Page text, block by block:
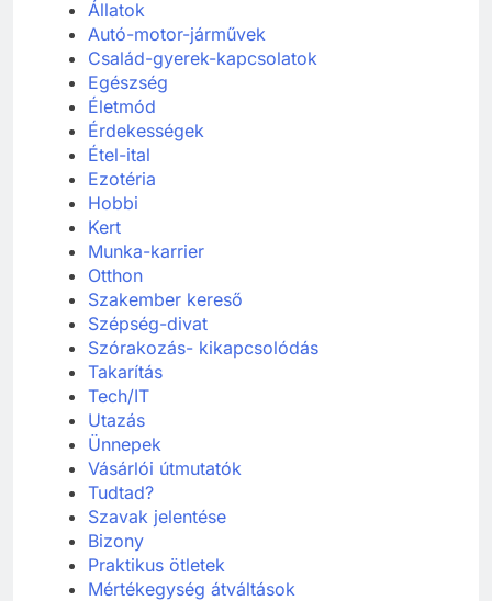
Állatok
Autó-motor-járművek
Család-gyerek-kapcsolatok
Egészség
Életmód
Érdekességek
Étel-ital
Ezotéria
Hobbi
Kert
Munka-karrier
Otthon
Szakember kereső
Szépség-divat
Szórakozás- kikapcsolódás
Takarítás
Tech/IT
Utazás
Ünnepek
Vásárlói útmutatók
Tudtad?
Szavak jelentése
Bizony
Praktikus ötletek
Mértékegység átváltások